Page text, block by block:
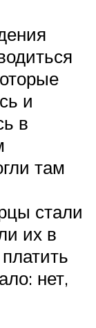
и
в
там
стали
их в
нет,